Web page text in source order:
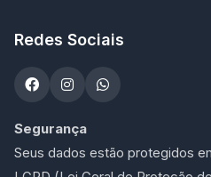
Redes Sociais
Segurança
Seus dados estão protegidos